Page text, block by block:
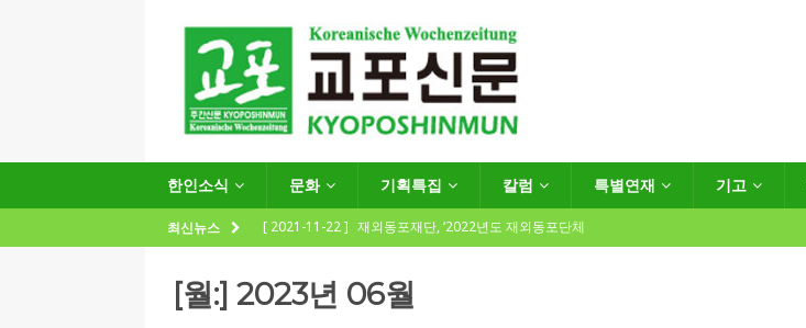
한인소식 문화 기획특집 칼럼 특별연재 기고
최신뉴스 [ 2021-11-22 ] 재외동포재단, ‘2022년도 재외동포단체
[ 2021-09-24 ] 함부르크한인회
[월:] 2023년 06월